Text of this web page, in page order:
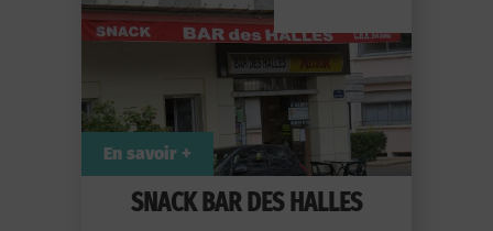
SNACK BAR DES HALLES
En savoir +